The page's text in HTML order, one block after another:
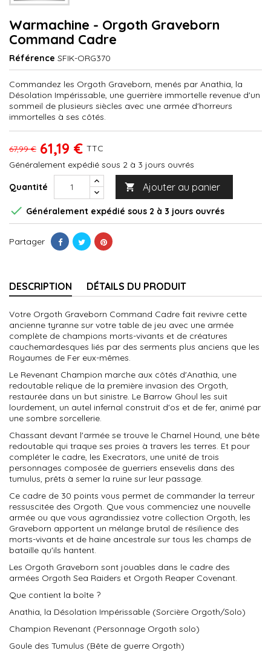
Warmachine - Orgoth Graveborn
Command Cadre
Référence SFIK-ORG370
Commandez les Orgoth Graveborn, menés par Anathia, la
Désolation Impérissable, une guerrière immortelle revenue d'un
sommeil de plusieurs siècles avec une armée d'horreurs
immortelles à ses côtés.
67,99 € 61,19 € TTC
Généralement expédié sous 2 à 3 jours ouvrés
Quantité  Ajouter au panier
 Généralement expédié sous 2 à 3 jours ouvrés
Partager
DESCRIPTION DÉTAILS DU PRODUIT
Votre Orgoth Graveborn Command Cadre fait revivre cette
ancienne tyranne sur votre table de jeu avec une armée
complète de champions morts-vivants et de créatures
cauchemardesques liés par des serments plus anciens que les
Royaumes de Fer eux-mêmes.
Le Revenant Champion marche aux côtés d'Anathia, une
redoutable relique de la première invasion des Orgoth,
restaurée dans un but sinistre. Le Barrow Ghoul les suit
lourdement, un autel infernal construit d'os et de fer, animé par
une sombre sorcellerie.
Chassant devant l'armée se trouve le Charnel Hound, une bête
redoutable qui traque ses proies à travers les terres. Et pour
compléter le cadre, les Execrators, une unité de trois
personnages composée de guerriers ensevelis dans des
tumulus, prêts à semer la ruine sur leur passage.
Ce cadre de 30 points vous permet de commander la terreur
ressuscitée des Orgoth. Que vous commenciez une nouvelle
armée ou que vous agrandissiez votre collection Orgoth, les
Graveborn apportent un mélange brutal de résilience des
morts-vivants et de haine ancestrale sur tous les champs de
bataille qu'ils hantent.
Les Orgoth Graveborn sont jouables dans le cadre des
armées Orgoth Sea Raiders et Orgoth Reaper Covenant.
Que contient la boîte ?
Anathia, la Désolation Impérissable (Sorcière Orgoth/Solo)
Champion Revenant (Personnage Orgoth solo)
Goule des Tumulus (Bête de guerre Orgoth)